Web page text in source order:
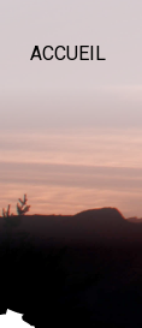
ACCUEIL